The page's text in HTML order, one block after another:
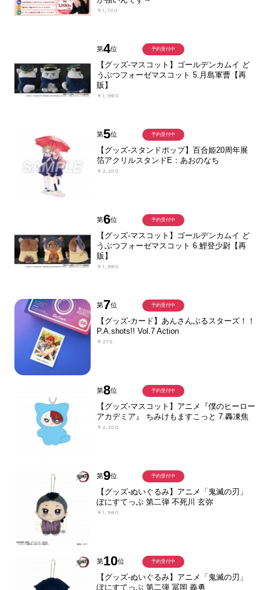
￥1,100
第4位
【グッズ-マスコット】ゴールデンカムイ ど
うぶつフォーゼマスコット 5.月島軍曹【再
販】
￥1,980
予約受付中
第5位
【グッズ-スタンドポップ】百合姫20周年展
箔アクリルスタンドE：あおのなち
￥2,200
予約受付中
第6位
【グッズ-マスコット】ゴールデンカムイ ど
うぶつフォーゼマスコット 6.鯉登少尉【再
販】
￥1,980
予約受付中
第7位
【グッズ-カード】あんさんぶるスターズ！！
P.A.shots!! Vol.7 Action
￥275
予約受付中
第8位
【グッズ-マスコット】アニメ『僕のヒーロー
アカデミア』 ちみけもますこっと 7.轟凍焦
￥2,200
予約受付中
第9位
【グッズ-ぬいぐるみ】アニメ「鬼滅の刃」
ぽにすてっぷ 第二弾 不死川 玄弥
￥1,980
予約受付中
第10位
【グッズ-ぬいぐるみ】アニメ「鬼滅の刃」
ぽにすてっぷ 第二弾 冨岡 義勇
予約受付中